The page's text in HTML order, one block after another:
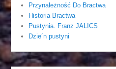
Przynależność Do Bractwa
Historia Bractwa
Pustynia. Franz JALICS
Dzie´n pustyni